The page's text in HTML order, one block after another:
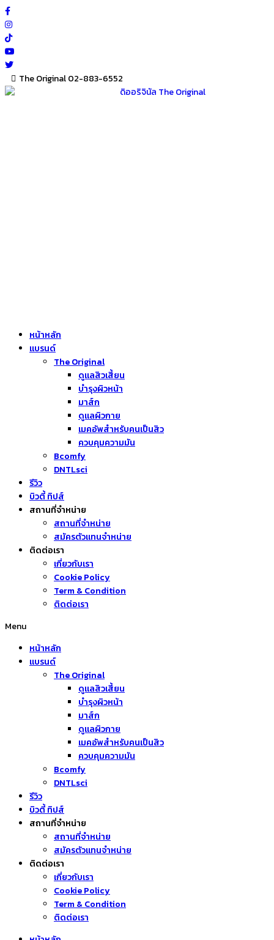
Skip
to
content
The Original 02-883-6552
หน้าหลัก
แบรนด์
The Original
ดูแลสิวเสี้ยน
บำรุงผิวหน้า
มาส์ก
ดูแลผิวกาย
เมคอัพสำหรับคนเป็นสิว
ควบคุมความมัน
Bcomfy
DNTLsci
รีวิว
บิวตี้ ทิปส์
สถานที่จำหน่าย
สถานที่จำหน่าย
สมัครตัวแทนจำหน่าย
ติดต่อเรา
เกี่ยวกับเรา
Cookie Policy
Term & Condition
ติดต่อเรา
Menu
หน้าหลัก
แบรนด์
The Original
ดูแลสิวเสี้ยน
บำรุงผิวหน้า
มาส์ก
ดูแลผิวกาย
เมคอัพสำหรับคนเป็นสิว
ควบคุมความมัน
Bcomfy
DNTLsci
รีวิว
บิวตี้ ทิปส์
สถานที่จำหน่าย
สถานที่จำหน่าย
สมัครตัวแทนจำหน่าย
ติดต่อเรา
เกี่ยวกับเรา
Cookie Policy
Term & Condition
ติดต่อเรา